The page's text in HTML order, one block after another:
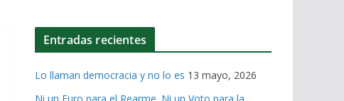
Entradas recientes
Lo llaman democracia y no lo es 13 mayo, 2026